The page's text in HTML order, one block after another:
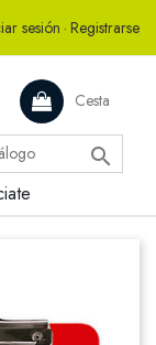
sesión · Registrarse
Cesta
